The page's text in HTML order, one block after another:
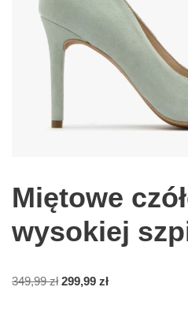
Miętowe
wysokiej
349,99zł 299,99 zł